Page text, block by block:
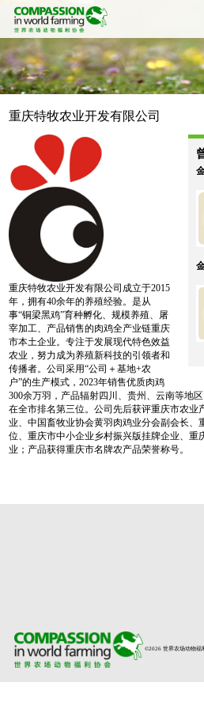
重庆特牧农业开发有限公司
重庆特牧农业开发有限公司成立于2015
年，拥有40余年的养殖经验。是从
事“铜梁黑鸡”育种孵化、规模养殖、屠
宰加工、产品销售的肉鸡全产业链重庆
市本土企业。专注于发展现代特色效益
农业，努力成为养殖新科技的引领者和
传播者。公司采用“公司＋基地+农
户”的生产模式，2023年销售优质肉鸡
300余万羽，产品辐射四川、贵州、云南等地
在全市排名第三位。公司先后获评重庆市农业
业、中国畜牧业协会黄羽肉鸡业分会副会长、
位、重庆市中小企业乡村振兴版挂牌企业、重
业；产品获得重庆市名牌农产品荣誉称号。
©2026 世界农场动物福